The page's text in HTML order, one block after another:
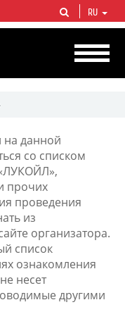
приходится более 2%
запасов углеводородов.
RU
на данной
со списком
прочих
проведения
из
организатора.
список
ознакомления
несет
другими